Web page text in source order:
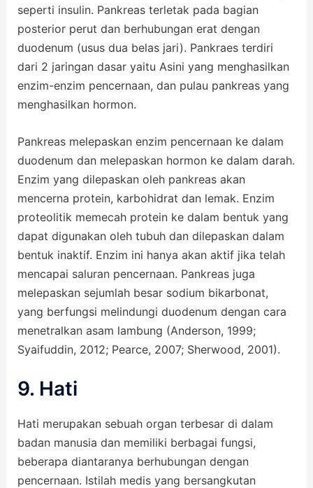
seperti insulin. Pankreas terletak pada bagian
posterior perut dan berhubungan erat dengan
duodenum (usus dua belas jari). Pankraes terdiri
dari 2 jaringan dasar yaitu Asini yang menghasilkan
enzim-enzim pencernaan, dan pulau pankreas yang
menghasilkan hormon.
Pankreas melepaskan enzim pencernaan ke dalam
duodenum dan melepaskan hormon ke dalam darah.
Enzim yang dilepaskan oleh pankreas akan
mencerna protein, karbohidrat dan lemak. Enzim
proteolitik memecah protein ke dalam bentuk yang
dapat digunakan oleh tubuh dan dilepaskan dalam
bentuk inaktif. Enzim ini hanya akan aktif jika telah
mencapai saluran pencernaan. Pankreas juga
melepaskan sejumlah besar sodium bikarbonat,
yang berfungsi melindungi duodenum dengan cara
menetralkan asam lambung (Anderson, 1999;
Syaifuddin, 2012; Pearce, 2007; Sherwood, 2001).
9. Hati
Hati merupakan sebuah organ terbesar di dalam
badan manusia dan memiliki berbagai fungsi,
beberapa diantaranya berhubungan dengan
pencernaan. Istilah medis yang bersangkutan